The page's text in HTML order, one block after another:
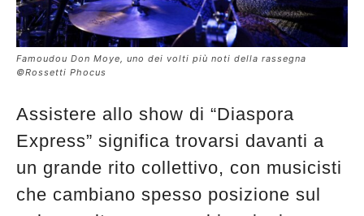
Famoudou Don Moye, uno dei volti più noti della rassegna
©Rossetti Phocus
Assistere allo show di “Diaspora
Express” significa trovarsi davanti a
un grande rito collettivo, con musicisti
che cambiano spesso posizione sul